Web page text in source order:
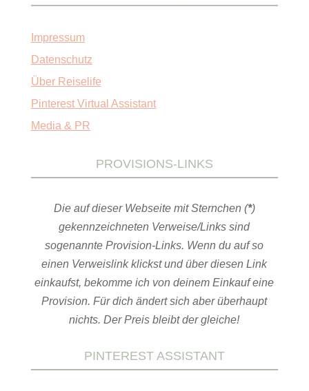
Impressum
Datenschutz
Über Reiselife
Pinterest Virtual Assistant
Media & PR
PROVISIONS-LINKS
Die auf dieser Webseite mit Sternchen (*)
gekennzeichneten Verweise/Links sind
sogenannte Provision-Links. Wenn du auf so
einen Verweislink klickst und über diesen Link
einkaufst, bekomme ich von deinem Einkauf eine
Provision. Für dich ändert sich aber überhaupt
nichts. Der Preis bleibt der gleiche!
PINTEREST ASSISTANT